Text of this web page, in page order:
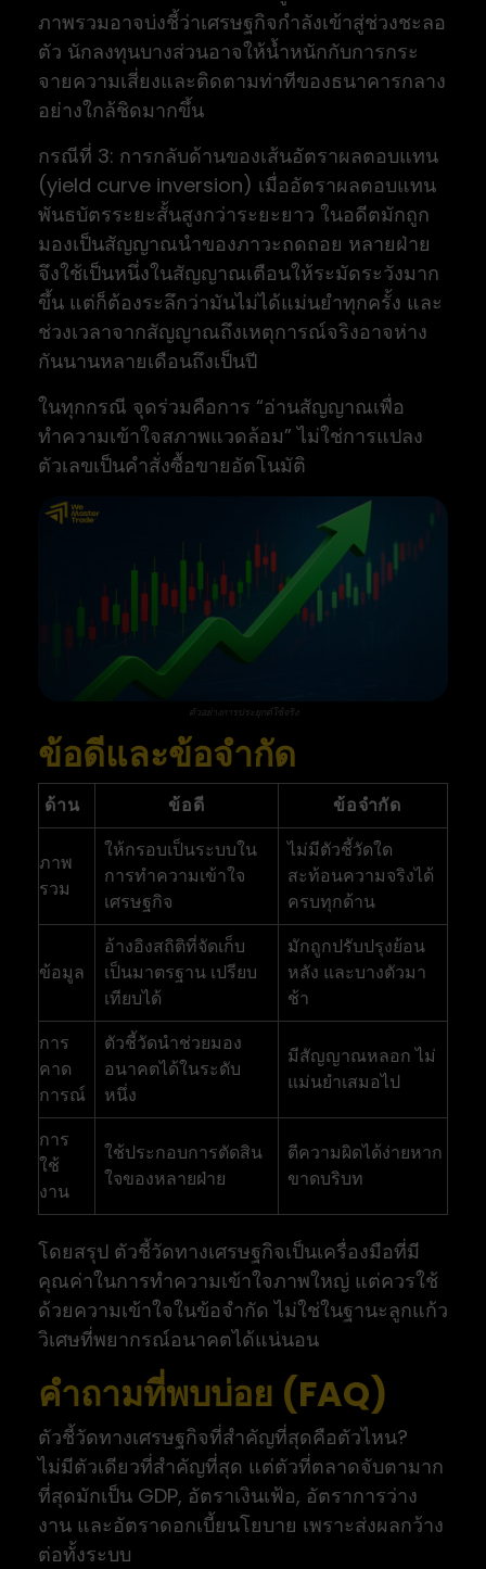
ภาพรวมอาจบ่งชี้ว่าเศรษฐกิจกำลังเข้าสู่ช่วงชะลอ
ตัว นักลงทุนบางส่วนอาจให้น้ำหนักกับการกระ
จายความเสี่ยงและติดตามท่าทีของธนาคารกลาง
อย่างใกล้ชิดมากขึ้น
กรณีที่ 3: การกลับด้านของเส้นอัตราผลตอบแทน
(yield curve inversion) เมื่ออัตราผลตอบแทน
พันธบัตรระยะสั้นสูงกว่าระยะยาว ในอดีตมักถูก
มองเป็นสัญญาณนำของภาวะถดถอย หลายฝ่าย
จึงใช้เป็นหนึ่งในสัญญาณเตือนให้ระมัดระวังมาก
ขึ้น แต่ก็ต้องระลึกว่ามันไม่ได้แม่นยำทุกครั้ง และ
ช่วงเวลาจากสัญญาณถึงเหตุการณ์จริงอาจห่าง
กันนานหลายเดือนถึงเป็นปี
ในทุกกรณี จุดร่วมคือการ “อ่านสัญญาณเพื่อ
ทำความเข้าใจสภาพแวดล้อม” ไม่ใช่การแปลง
ตัวเลขเป็นคำสั่งซื้อขายอัตโนมัติ
ตัวอย่างการประยุกต์ใช้จริง
ข้อดีและข้อจำกัด
ด้าน ข้อดี ข้อจำกัด
ภาพ
รวม
ให้กรอบเป็นระบบใน
การทำความเข้าใจ
เศรษฐกิจ
ไม่มีตัวชี้วัดใด
สะท้อนความจริงได้
ครบทุกด้าน
ข้อมูล
อ้างอิงสถิติที่จัดเก็บ
เป็นมาตรฐาน เปรียบ
เทียบได้
มักถูกปรับปรุงย้อน
หลัง และบางตัวมา
ช้า
การ
คาด
การณ์
ตัวชี้วัดนำช่วยมอง
อนาคตได้ในระดับ
หนึ่ง
มีสัญญาณหลอก ไม่
แม่นยำเสมอไป
การ
ใช้
งาน
ใช้ประกอบการตัดสิน
ใจของหลายฝ่าย
ตีความผิดได้ง่ายหาก
ขาดบริบท
โดยสรุป ตัวชี้วัดทางเศรษฐกิจเป็นเครื่องมือที่มี
คุณค่าในการทำความเข้าใจภาพใหญ่ แต่ควรใช้
ด้วยความเข้าใจในข้อจำกัด ไม่ใช่ในฐานะลูกแก้ว
วิเศษที่พยากรณ์อนาคตได้แน่นอน
คำถามที่พบบ่อย (FAQ)
ตัวชี้วัดทางเศรษฐกิจที่สำคัญที่สุดคือตัวไหน?
ไม่มีตัวเดียวที่สำคัญที่สุด แต่ตัวที่ตลาดจับตามาก
ที่สุดมักเป็น GDP, อัตราเงินเฟ้อ, อัตราการว่าง
งาน และอัตราดอกเบี้ยนโยบาย เพราะส่งผลกว้าง
ต่อทั้งระบบ